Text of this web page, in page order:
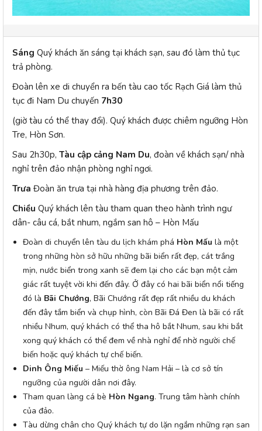
Sáng Quý khách ăn sáng tại khách sạn, sau đó làm thủ tục
trả phòng.
Đoàn lên xe di chuyển ra bến tàu cao tốc Rạch Giá làm thủ
tục đi Nam Du chuyến 7h30
(giờ tàu có thể thay đổi). Quý khách được chiêm ngưỡng Hòn
Tre, Hòn Sơn.
Sau 2h30p, Tàu cập cảng Nam Du, đoàn về khách sạn/ nhà
nghỉ trên đảo nhận phòng nghỉ ngơi.
Trưa Đoàn ăn trưa tại nhà hàng địa phương trên đảo.
Chiều Quý khách lên tàu tham quan theo hành trình ngư
dân- câu cá, bắt nhum, ngắm san hô – Hòn Mấu
Đoàn di chuyển lên tàu du lịch khám phá Hòn Mấu là một
trong những hòn sở hữu những bãi biển rất đẹp, cát trắng
mịn, nước biển trong xanh sẽ đem lại cho các bạn một cảm
giác rất tuyệt vời khi đến đây. Ở đây có hai bãi biển nổi tiếng
đó là Bãi Chướng, Bãi Chướng rất đẹp rất nhiều du khách
đến đây tắm biển và chụp hình, còn Bãi Đá Đen là bãi có rất
nhiều Nhum, quý khách có thể tha hô bắt Nhum, sau khi bắt
xong quý khách có thể đem về nhà nghỉ để nhờ người chế
biến hoặc quý khách tự chế biến.
Dinh Ông Miếu – Miếu thờ ông Nam Hải – là cơ sở tín
ngưỡng của người dân nơi đây.
Tham quan làng cá bè Hòn Ngang. Trung tâm hành chính
của đảo.
Tàu dừng chân cho Quý khách tự do lặn ngắm những rạn san